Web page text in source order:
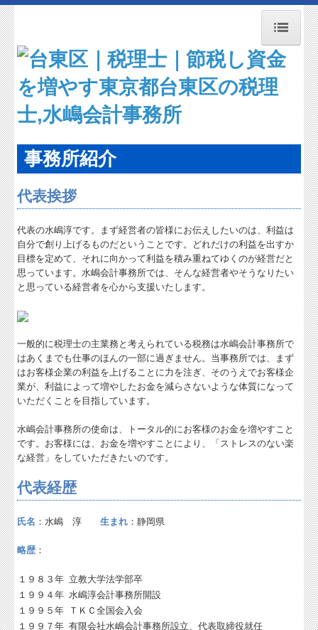
トップページ
お知らせ
事務所紹介
職員紹介
交通案内
業務案内
よくある質問
料金について
リンク集
関連リンク
お問合せ
FX4クラウド
病院・診療所の皆様へ
補助金・助成金・融資情報
関与先向け融資商品ご紹介
経営者お役立ち情報
税務Q&A
ウィークリーメール
【無料】財務分析サービス
事務所紹介
代表挨拶
代表の水嶋淳です。まず経営者の皆様にお伝えしたいのは、利益は
自分で創り上げるものだということです。どれだけの利益を出すか
目標を定めて、それに向かって利益を積み重ねてゆくのが経営だと
思っています。水嶋会計事務所では、そんな経営者やそうなりたい
と思っている経営者を心から支援いたします。
一般的に税理士の主業務と考えられている税務は水嶋会計事務所で
はあくまでも仕事のほんの一部に過ぎません。当事務所では、まず
はお客様企業の利益を上げることに力を注ぎ、そのうえでお客様企
業が、利益によって増やしたお金を減らさないような体質になって
いただくことを目指しています。
水嶋会計事務所の使命は、トータル的にお客様のお金を増やすこと
です。お客様には、お金を増やすことにより、「ストレスのない楽
な経営」をしていただきたいのです。
代表経歴
氏名 ：水嶋 淳生まれ ：静岡県
略歴 ：
１９８３年 立教大学法学部卒
１９９４年 水嶋淳会計事務所開設
１９９５年
ＴＫＣ全国会入会
１９９７年 有限会社水嶋会計事務所設立、代表取締役就任